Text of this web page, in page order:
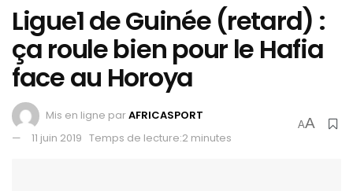
Ligue1 de Guinée (retard) :
ça roule bien pour le Hafia
face au Horoya
Mis en ligne parAFRICASPORT
11 juin 2019 Temps de lecture:2 minutes
AA